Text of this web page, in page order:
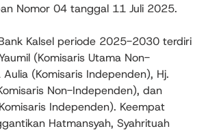
Nomor 04 tanggal 11 Juli 2025.
Kalsel periode 2025-2030 terdiri
(Komisaris Utama Non-
(Komisaris Independen), Hj.
Non-Independen), dan
Independen). Keempat
Hatmansyah, Syahrituah